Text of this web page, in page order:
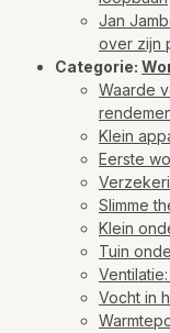
Jan
over zijn
Categorie:
Waarde
Klein
Eerste
Slimme
Klein
Tuin
Vocht in